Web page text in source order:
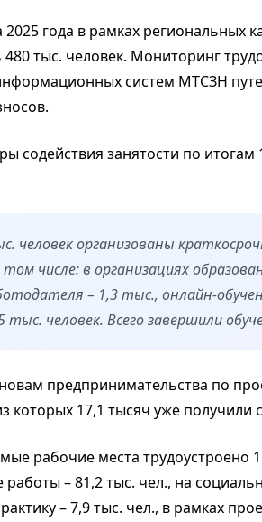
2025 года в рамках региональных
480 тыс. человек. Мониторинг
систем МТСЗН
содействия занятости по
человек организованы
том числе: в организациях
– 1,3 тыс., онлайн-
тыс. человек. Всего завершили
предпринимательства по
которых 17,1 тысяч уже получили
рабочие места трудоустроено
– 81,2 тыс. чел., на
– 7,9 тыс. чел., в рамках